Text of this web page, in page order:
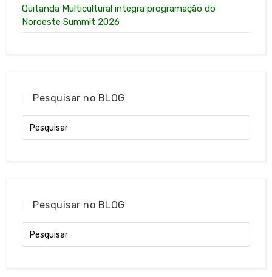
Quitanda Multicultural integra programação do
Noroeste Summit 2026
Pesquisar no BLOG
Pesquisar no BLOG